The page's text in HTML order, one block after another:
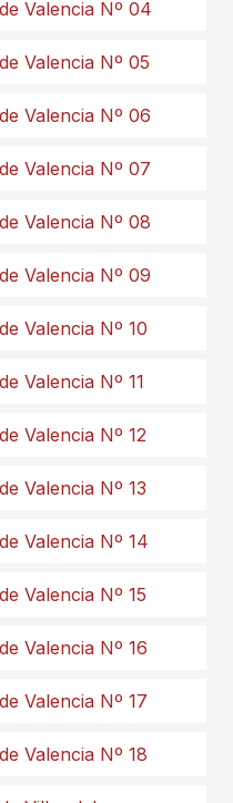
Valencia Nº 04
Valencia Nº 05
Valencia Nº 06
Valencia Nº 07
Valencia Nº 08
Valencia Nº 09
Valencia Nº 10
Valencia Nº 11
Valencia Nº 12
Valencia Nº 13
Valencia Nº 14
Valencia Nº 15
Valencia Nº 16
Valencia Nº 17
Valencia Nº 18